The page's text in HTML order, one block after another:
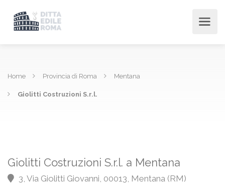
Home Provincia di Roma Mentana
Giolitti Costruzioni S.r.l.
Giolitti Costruzioni S.r.l. a Mentana
3, Via Giolitti Giovanni, 00013, Mentana (RM)